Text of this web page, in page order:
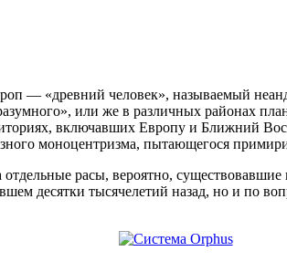
— «древний человек», называемый
или же в различных районах
включавших Европу и Ближний
моноцентризма, пытающегося
расы, вероятно,
десятки тысячелетий назад, но и по